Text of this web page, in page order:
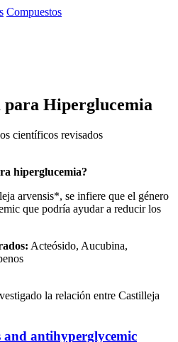
Compuestos
Hiperglucemia
científicos revisados
hiperglucemia?
arvensis*, se infiere que el género
que podría ayudar a reducir los
Acteósido, Aucubina,
la relación entre Castilleja
and antihyperglycemic